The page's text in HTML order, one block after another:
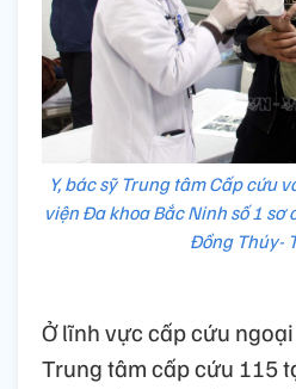
Y, bác sỹ Trung tâm Cấp cứu
viện Đa khoa Bắc Ninh số 1
Đồng Thúy-
Ở lĩnh vực cấp cứu
Trung tâm cấp cứu 115